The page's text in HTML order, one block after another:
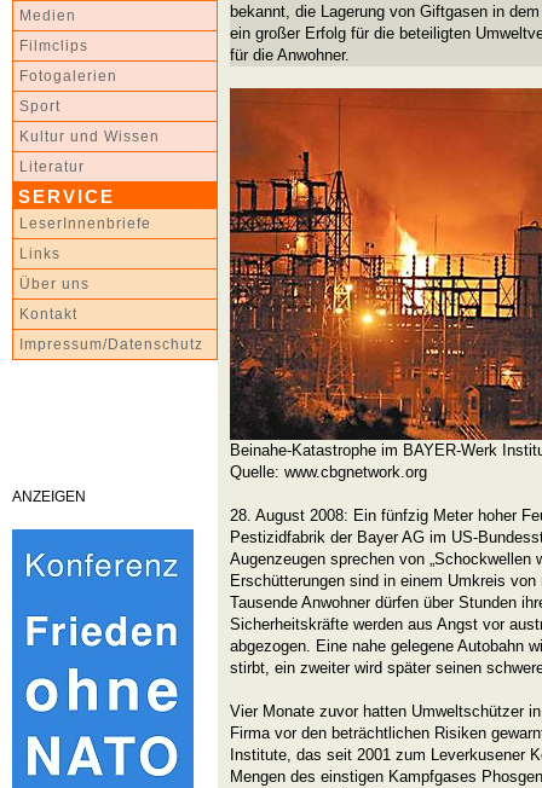
Medien
Filmclips
Fotogalerien
Sport
Kultur und Wissen
Literatur
SERVICE
LeserInnenbriefe
Links
Über uns
Kontakt
Impressum/Datenschutz
ANZEIGEN
bekannt, die Lagerung von Giftgasen in
ein großer Erfolg für die beteiligten
für die Anwohner.
Beinahe-Katastrophe im BAYER-Werk
Quelle: www.cbgnetwork.org
28. August 2008: Ein fünfzig Meter hoher
Pestizidfabrik der Bayer AG im US-
Augenzeugen sprechen von „Schockwellen
Erschütterungen sind in einem Umkreis
Tausende Anwohner dürfen über Stunden
Sicherheitskräfte werden aus Angst vor
abgezogen. Eine nahe gelegene Autobahn
stirbt, ein zweiter wird später seinen
Vier Monate zuvor hatten Umweltschützer
Firma vor den beträchtlichen Risiken
Institute, das seit 2001 zum Leverkusener
Mengen des einstigen Kampfgases